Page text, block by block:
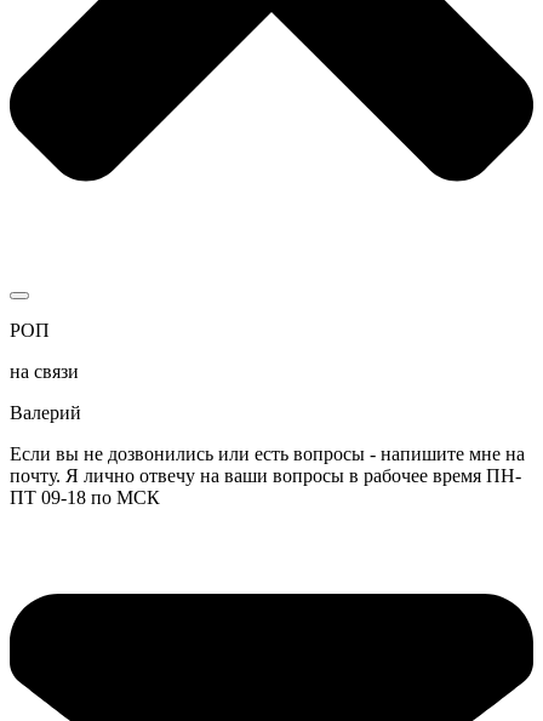
РОП
на связи
Валерий
Если вы не дозвонились или есть вопросы - напишите мне на
почту. Я лично отвечу на ваши вопросы в рабочее время ПН-
ПТ 09-18 по МСК